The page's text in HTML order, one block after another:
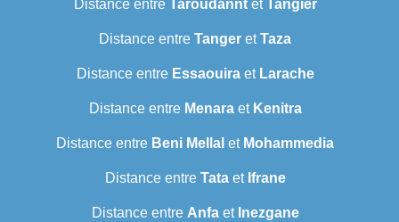
Distance entre TaroudanntetTangier
Distance entre Tanger etTaza
Distance entre Essaouiraet Larache
Distance entre Menaraet Kenitra
Distance entre Beni Mellal et Mohammedia
Distance entre Tataet Ifrane
Distance entre Anfaet Inezgane